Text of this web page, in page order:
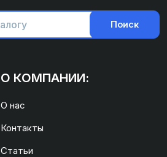
Поиск
О КОМПАНИИ:
О нас
Контакты
Статьи